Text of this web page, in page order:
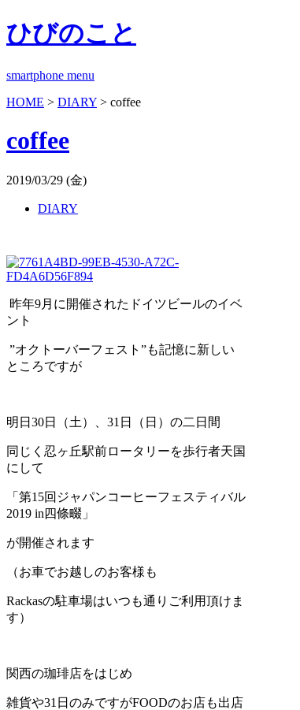
ひびのこと
smartphone menu
HOME > DIARY > coffee
coffee
2019/03/29 (金)
DIARY
昨年9月に開催されたドイツビールのイベ
ント
”オクトーバーフェスト”も記憶に新しい
ところですが
明日30日（土）、31日（日）の二日間
同じく忍ヶ丘駅前ロータリーを歩行者天国
にして
「第15回ジャパンコーヒーフェスティバル
2019 in四條畷」
が開催されます
（お車でお越しのお客様も
Rackasの駐車場はいつも通りご利用頂けま
す）
関西の珈琲店をはじめ
雑貨や31日のみですがFOODのお店も出店